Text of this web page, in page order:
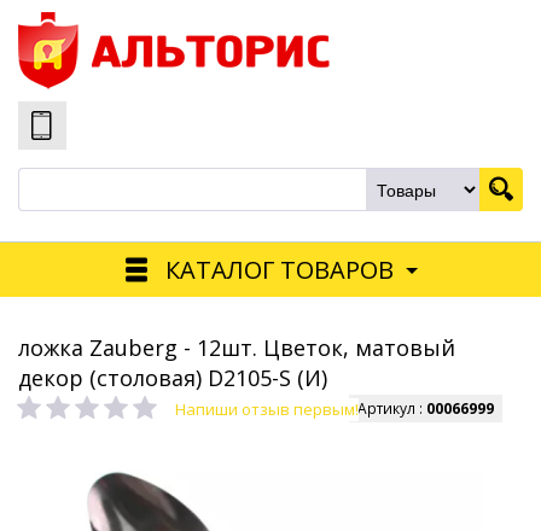
КАТАЛОГ ТОВАРОВ
ложка Zauberg - 12шт. Цветок, матовый
декор (столовая) D2105-S (И)
Напиши отзыв первым!Артикул : 00066999